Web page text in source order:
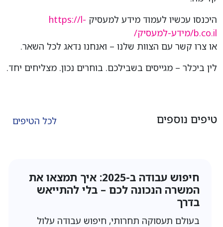
היכנסו עכשיו לעמוד מידע למעסיק https://l-
b.co.il/מידע-למעסיק/
או צרו קשר עם הצוות שלנו – ואנחנו נדאג לכל השאר.
לין ביכלר – מגייסים בשבילכם. בוחרים נכון. מצליחים יחד.
טיפים נוספים לכל הטיפים
חיפוש עבודה ב-2025: איך תמצאו את
המשרה הנכונה לכם – בלי להתייאש
בדרך
בעולם תעסוקה תחרותי, חיפוש עבודה עלול